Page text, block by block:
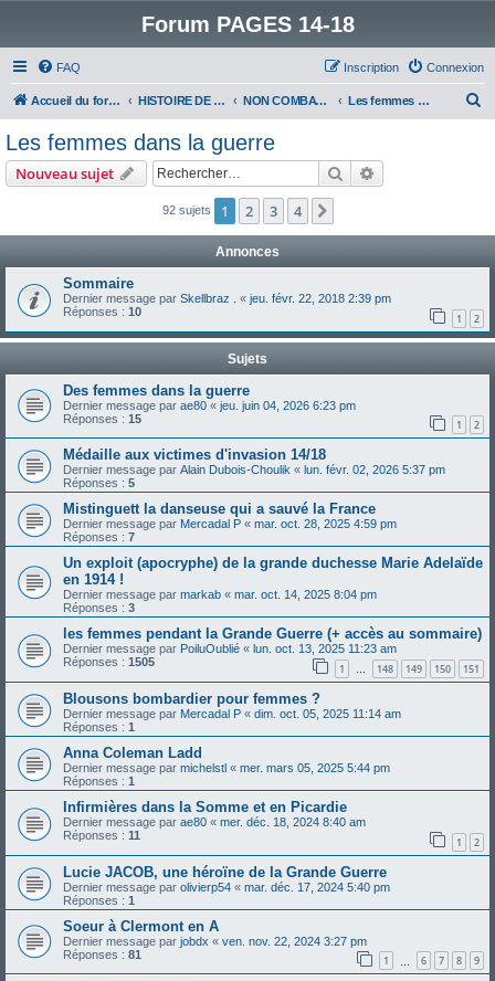
Forum PAGES 14-18
FAQ Connexion
Inscription
Accueil du forum HISTOIRE DE LA GRANDE GUERRE NON COMBATTANTS DANS LA GRANDE GUERRE Les femmes dans la guerre
e
r
Les femmes dans la guerre
Nouveau sujet Rechercher
92 sujets 1 2 3 4
Annonces
Sommaire
Dernier message par Skellbraz . « jeu. févr. 22, 2018 2:39 pm
Réponses : 10 1 2
Sujets
Des femmes dans la guerre
Dernier message par ae80 « jeu. juin 04, 2026 6:23 pm
Réponses : 15 1 2
Médaille aux victimes d'invasion 14/18
Dernier message par Alain Dubois-Choulik « lun. févr. 02, 2026 5:37 pm
Réponses : 5
Mistinguett la danseuse qui a sauvé la France
Dernier message par Mercadal P « mar. oct. 28, 2025 4:59 pm
Réponses : 7
Un exploit (apocryphe) de la grande duchesse Marie Adelaïde
en 1914 !
Dernier message par markab « mar. oct. 14, 2025 8:04 pm
Réponses : 3
les femmes pendant la Grande Guerre (+ accès au sommaire)
Dernier message par PoiluOublié « lun. oct. 13, 2025 11:23 am
Réponses : 1505 1 … 148 149 150 151
Blousons bombardier pour femmes ?
Dernier message par Mercadal P « dim. oct. 05, 2025 11:14 am
Réponses : 1
Anna Coleman Ladd
Dernier message par michelstl « mer. mars 05, 2025 5:44 pm
Réponses : 1
Infirmières dans la Somme et en Picardie
Dernier message par ae80 « mer. déc. 18, 2024 8:40 am
Réponses : 11 1 2
Lucie JACOB, une héroïne de la Grande Guerre
Dernier message par olivierp54 « mar. déc. 17, 2024 5:40 pm
Réponses : 1
Soeur à Clermont en A
Dernier message par jobdx « ven. nov. 22, 2024 3:27 pm
Réponses : 81 1 6 7 8 9